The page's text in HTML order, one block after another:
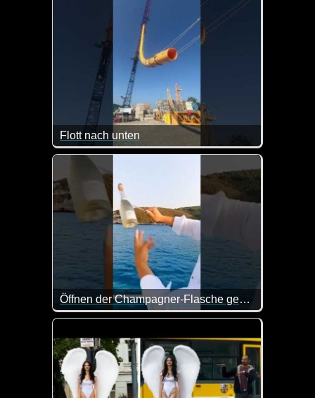
Flott nach unten
Manche Leute fordern das Schicksal schon sehr
Öffnen der Champagner-Flasche geht schief
Es ist doch wirklich das Beste, wenn man eine